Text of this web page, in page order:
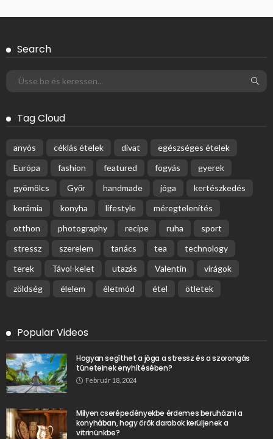
Search
Tag Cloud
anyós céklás ételek divat
egészséges ételek
Európa
fashion featured fogyás
gyerek
gyömölcs
Győr handmade jóga
kertészkedés
kerámia
konyha lifestyle
méregtelenítés
otthon
photography recipe ruha
sport
stressz
szerelem tanács tea
technology
terek
Távol-kelet utazás Valentin
virágok
zöldség
élelem életmód étel ötletek
Popular Videos
Hogyan segíthet a jóga a stressz és a szorongás
tüneteinek enyhítésében?
Február 18, 2024
Milyen cserépedényekbe érdemes beruházni a
konyhában, hogy örök darabok kerüljenek a
vitrinünkbe?